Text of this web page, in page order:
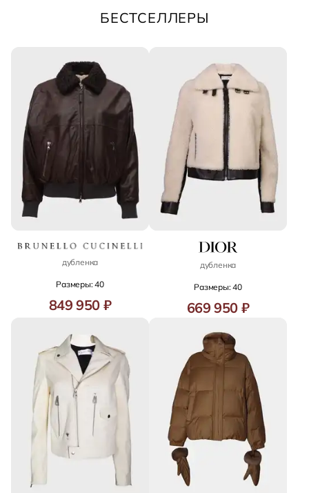
БЕСТСЕЛЛЕРЫ
дубленка
Размеры: 40
849 950 ₽
дубленка
Размеры: 40
669 950 ₽